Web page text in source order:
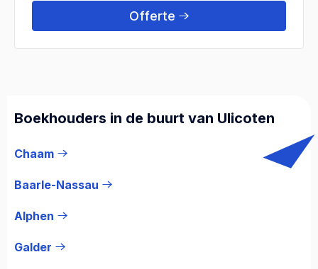
Offerte
Boekhouders in de buurt van Ulicoten
Chaam
Baarle-Nassau
Alphen
Galder